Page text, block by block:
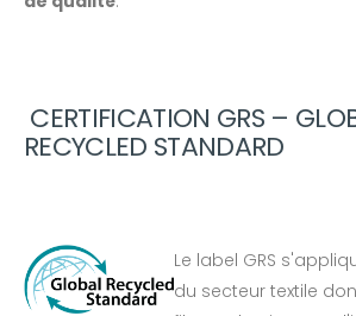
CERTIFICATION GRS –
RECYCLED STANDARD
Le label GRS
du secteur textile